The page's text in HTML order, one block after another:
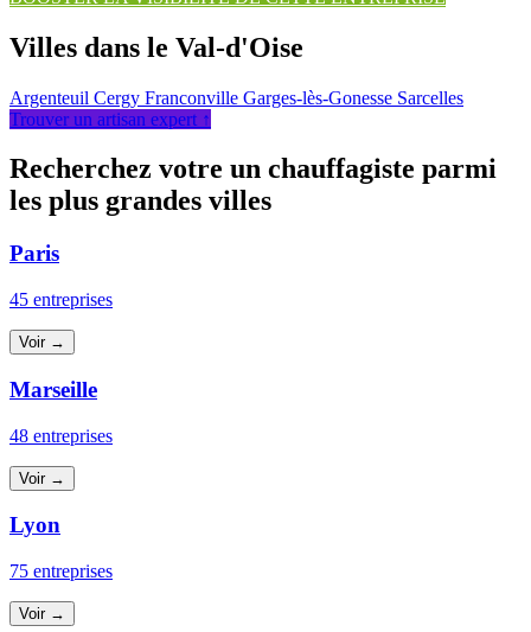
Villes dans le Val-d'Oise
Argenteuil Cergy Franconville Garges-lès-Gonesse Sarcelles
Trouver un artisan expert ↑
Recherchez votre un chauffagiste parmi
les plus grandes villes
Paris
45 entreprises
Voir →
Marseille
48 entreprises
Voir →
Lyon
75 entreprises
Voir →